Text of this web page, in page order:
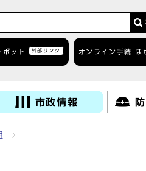
ボット 外部リンク オンライン手続 ほ
市政情報